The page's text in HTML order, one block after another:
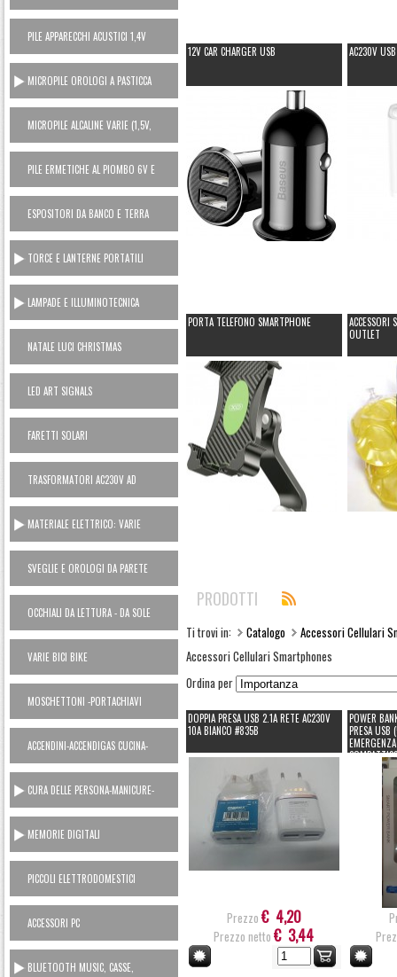
LITIO MANGANESE (USA E GETTA)
PILE APPARECCHI ACUSTICI 1,4V
ZINCO ARIA
MICROPILE OROLOGI A PASTICCA
OSSIDO ARGENTO 1,5V
MICROPILE ALCALINE VARIE (1,5V,
6V, 12V)
PILE ERMETICHE AL PIOMBO 6V E
12V
ESPOSITORI DA BANCO E TERRA
TORCE E LANTERNE PORTATILI
LAMPADE E ILLUMINOTECNICA
NATALE LUCI CHRISTMAS
LED ART SIGNALS
FARETTI SOLARI
TRASFORMATORI AC230V AD
ALIMENTATORI 12V
MATERIALE ELETTRICO: VARIE
SVEGLIE E OROLOGI DA PARETE
OCCHIALI DA LETTURA - DA SOLE
VARIE BICI BIKE
MOSCHETTONI -PORTACHIAVI
ACCENDINI-ACCENDIGAS CUCINA-
RICARICA GAS
CURA DELLE PERSONA-MANICURE-
LAMETTE
MEMORIE DIGITALI
PICCOLI ELETTRODOMESTICI
AC230V
ACCESSORI PC
BLUETOOTH MUSIC, CASSE,
12V CAR CHARGER USB AC230V
PORTA TELEFONO SMARTPHONE
ACCESSORI
OUTLET
PRODOTTI
Ti trovi in: Catalogo
Accessori Cellulari
Accessori Cellulari Smartphones
Ordina per
DOPPIA PRESA USB 2.1A RETE AC230V
10A BIANCO #835B
Prezzo € 4,20
Prezzo netto € 3,44
POWER
PRESA USB